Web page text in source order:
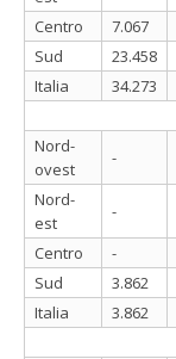
Centro
7.067
Sud
23.458
Italia
34.273
Nord-
ovest
-
Nord-
est
-
Centro
-
Sud
3.862
Italia
3.862